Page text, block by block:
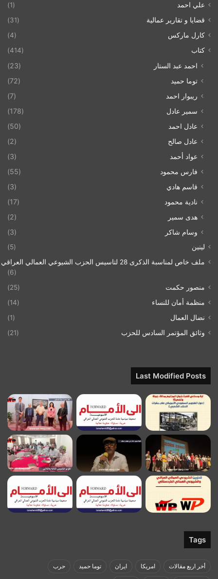
علي احمد
(1)
قضايا و تقارير عمالية
(31)
كارل ماركس
(4)
كتاب
(414)
احمد عبد الستار
(23)
توما حميد
(72)
ريبوار احمد
(7)
سمير عادل
(178)
عادل احمد
(50)
عادل صالح
(2)
عواد أحمد
(3)
فارس محمود
(55)
قاسم هادي
(3)
نادية محمود
(17)
هدى سمير
(2)
وسام شاكر
(3)
لينين
(5)
ملف خاص لمناسبة الذكرى 28 لتاسيس الحزب الشيوعي العمالي العراقي 1993/07/21
(6)
منصور حكمت
(25)
منظمة أمان للنساء
(14)
نضال العمال
(1)
وثائق المؤتمر السادس للحزب
(21)
Last Modified Posts
Tags
أخر اربع مقالات امريكا ايران توما حميد حرب